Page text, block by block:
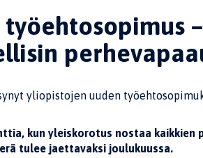
–
yliopistojen uuden
kun yleiskorotus nostaa kaikkien
tulee jaettavaksi joulukuussa.